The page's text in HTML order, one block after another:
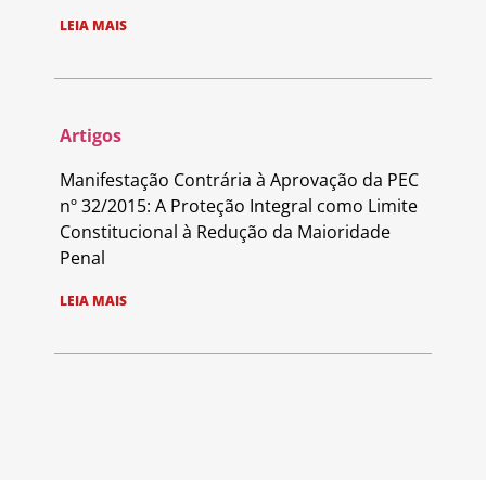
LEIA MAIS
Artigos
Manifestação Contrária à Aprovação da PEC
nº 32/2015: A Proteção Integral como Limite
Constitucional à Redução da Maioridade
Penal
LEIA MAIS